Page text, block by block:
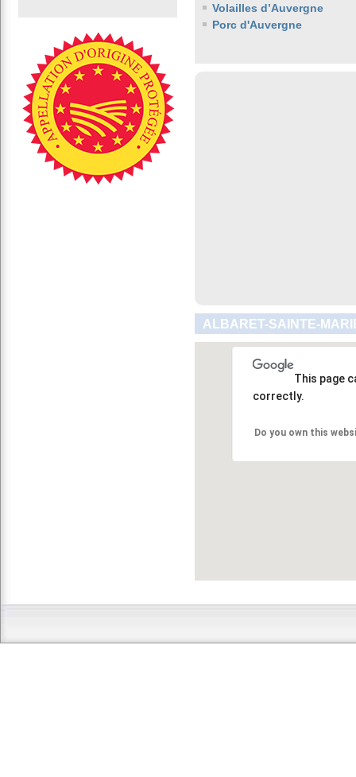
Volailles d’Auvergne
Porc d'Auvergne
ALBARET-SAINTE-
This page
correctly.
Do you own this